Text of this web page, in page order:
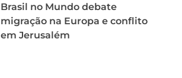
Brasil no Mundo debate
migração na Europa e conflito
em Jerusalém